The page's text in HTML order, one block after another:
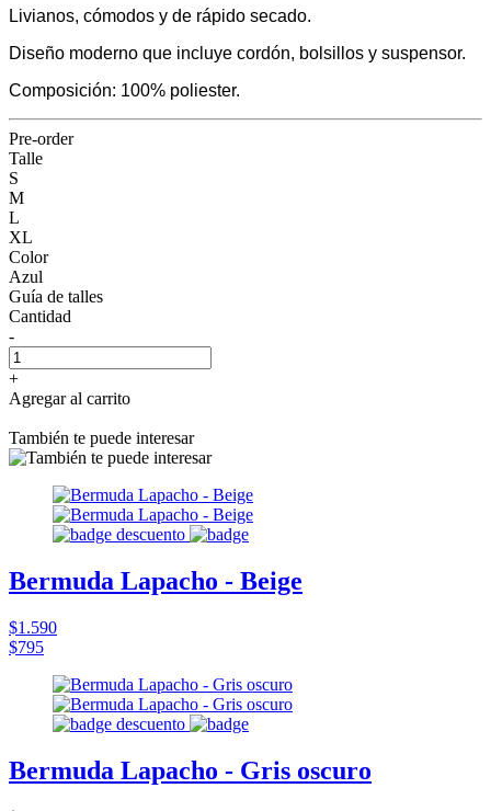
Livianos, cómodos y de rápido secado.
Diseño moderno que incluye cordón, bolsillos y suspensor.
Composición: 100% poliester.
Pre-order
Talle
S
M
L
XL
Color
Azul
Guía de talles
Cantidad
-
+
Agregar al carrito
También te puede interesar
Bermuda Lapacho - Beige
$1.590
$795
Bermuda Lapacho - Gris oscuro